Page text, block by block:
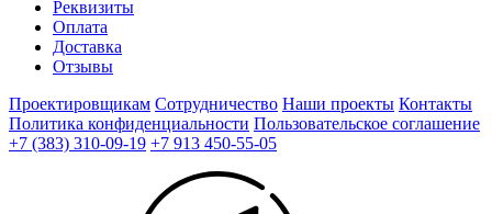
Реквизиты
Оплата
Доставка
Отзывы
Проектировщикам Сотрудничество Наши проекты Контакты
Политика конфиденциальности Пользовательское соглашение
+7 (383) 310-09-19 +7 913 450-55-05